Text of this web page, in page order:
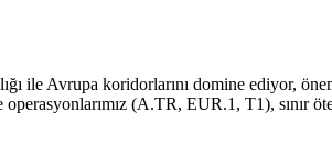
ile Avrupa koridorlarını domine ediyor,
(A.TR, EUR.1, T1), sınır